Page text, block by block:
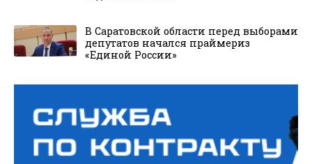
В Саратовской области перед выборами
депутатов начался праймериз
«Единой России»